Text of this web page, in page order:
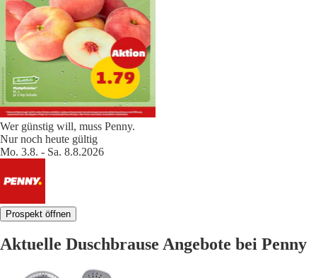
Wer günstig will, muss Penny.
Nur noch heute gültig
Mo. 3.8. - Sa. 8.8.2026
Prospekt öffnen
Aktuelle Duschbrause Angebote bei Penny